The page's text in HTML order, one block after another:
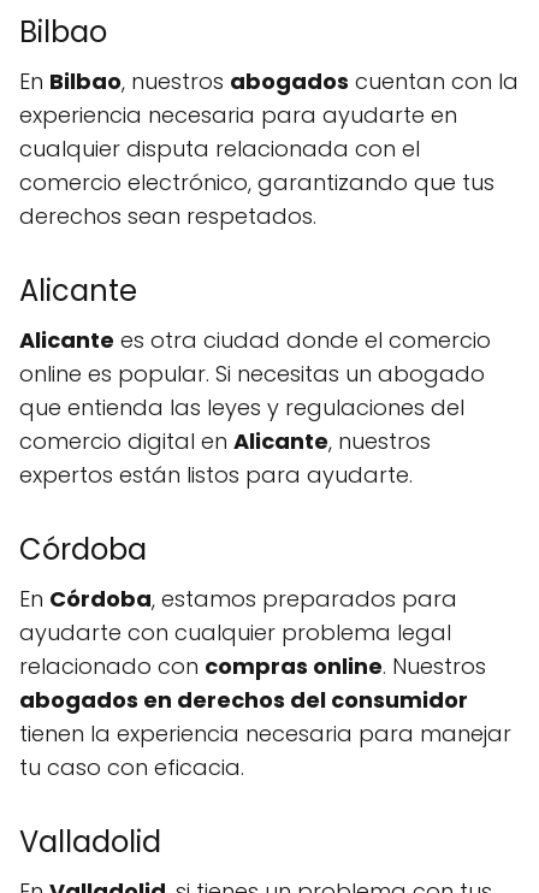
Bilbao
En Bilbao, nuestros abogados cuentan con la
experiencia necesaria para ayudarte en
cualquier disputa relacionada con el
comercio electrónico, garantizando que tus
derechos sean respetados.
Alicante
Alicante es otra ciudad donde el comercio
online es popular. Si necesitas un abogado
que entienda las leyes y regulaciones del
comercio digital en Alicante, nuestros
expertos están listos para ayudarte.
Córdoba
En Córdoba, estamos preparados para
ayudarte con cualquier problema legal
relacionado con compras online. Nuestros
abogados en derechos del consumidor
tienen la experiencia necesaria para manejar
tu caso con eficacia.
Valladolid